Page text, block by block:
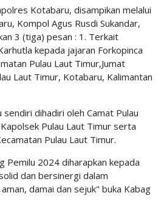
Kotabaru, disampikan melalui
Kompol Agus Rusdi Sukandar,
3 (tiga) pesan : 1. Terkait
kepada jajaran Forkopinca
Pulau Laut Timur,Jumat
Laut Timur, Kotabaru, Kalimantan
dihadiri oleh Camat Pulau
Pulau Laut Timur serta
Pulau Laut Timur.
Pemilu 2024 diharapkan kepada
dan bersinergi dalam
damai dan sejuk" buka Kabag